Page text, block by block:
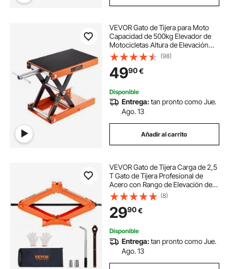
VEVOR Gato de Tijera para Moto
Capacidad de 500kg Elevador de
Motocicletas Altura de Elevación
9,5-35cm Elevador de Tijera de
Acero Plataforma Antideslizante de
36,5x22 cm para Taller de
Mantenimiento
(98)
4990€
Disponible
Entrega:tan pronto como Jue.
Ago. 13
Añadir al carrito
VEVOR Gato de Tijera Carga de 2,5
T Gato de Tijera Profesional de
Acero con Rango de Elevación de
95-435 mm Llave para Cambiar
Neumáticos y Bolsa de Transporte
para Cambio de Neumáticos de
Coches SUV
(8)
2990€
Disponible
Entrega:tan pronto como Jue.
Ago. 13